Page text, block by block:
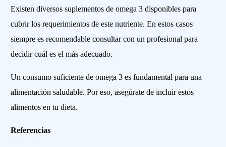
Existen diversos suplementos de omega 3 disponibles para
cubrir los requerimientos de este nutriente. En estos casos
siempre es recomendable consultar con un profesional para
decidir cuál es el más adecuado.
Un consumo suficiente de omega 3 es fundamental para una
alimentación saludable. Por eso, asegúrate de incluir estos
alimentos en tu dieta.
Referencias